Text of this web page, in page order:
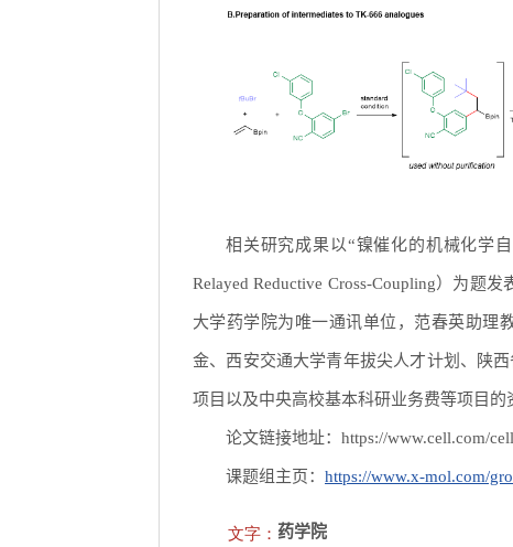
相关研究成果以“镍催化的机械化学
Relayed Reductive Cross-Coupling）为题
大学药学院为唯一通讯单位，范春英助理
金、西安交通大学青年拔尖人才计划、陕
项目以及中央高校基本科研业务费等项目的
论文链接地址：https://www.cell.com/
课题组主页： https://www.x-mol.com/
文字： 药学院